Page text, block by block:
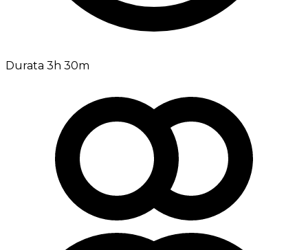
Durata 3h 30m